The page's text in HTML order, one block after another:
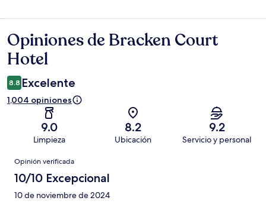
Opiniones
Opiniones de Bracken Court
Hotel
8.8 Excelente
1,004 opiniones
9.0
Limpieza
8.2
Ubicación
9.2
Servicio y personal
Opiniones
Opinión verificada
10/10 Excepcional
10 de noviembre de 2024